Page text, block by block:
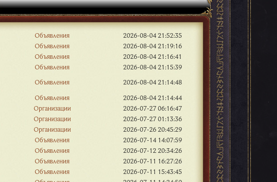
Объявления
2026-08-04 21:52:35
Объявления
2026-08-04 21:19:16
Объявления
2026-08-04 21:16:41
Объявления
2026-08-04 21:15:39
Объявления
2026-08-04 21:14:48
Объявления
2026-08-04 21:14:44
Организации
2026-07-27 06:16:47
Организации
2026-07-27 01:13:36
Организации
2026-07-26 20:45:29
Объявления
2026-07-14 14:07:59
Объявления
2026-07-12 20:34:26
Объявления
2026-07-11 16:27:26
Объявления
2026-07-11 15:43:45